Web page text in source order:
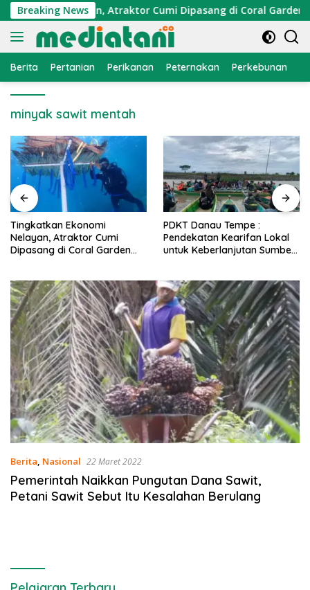
Langsung
ke
konten
Breaking News
Nelayan, Atraktor Cumi Dipasang di Coral Garden
Berita Pertanian Perikanan Peternakan Perkebunan
minyak sawit mentah
PDKT Danau Tempe :
Pendekatan Kearifan Lokal
untuk Keberlanjutan Sumber
Cara Mengatasi Penyakit
PMK pada Sapi Perah Secara
Alami dan Medis
Berita, Nasional 22 Maret 2022
Pemerintah Naikkan Pungutan Dana Sawit,
Petani Sawit Sebut Itu Kesalahan Berulang